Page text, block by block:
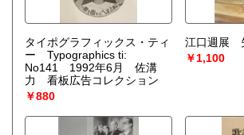
タイポグラフィックス・ティ
ー Typographics ti:
No141 1992年6月 佐溝
力 看板広告コレクション
￥880
江口週展
￥1,100